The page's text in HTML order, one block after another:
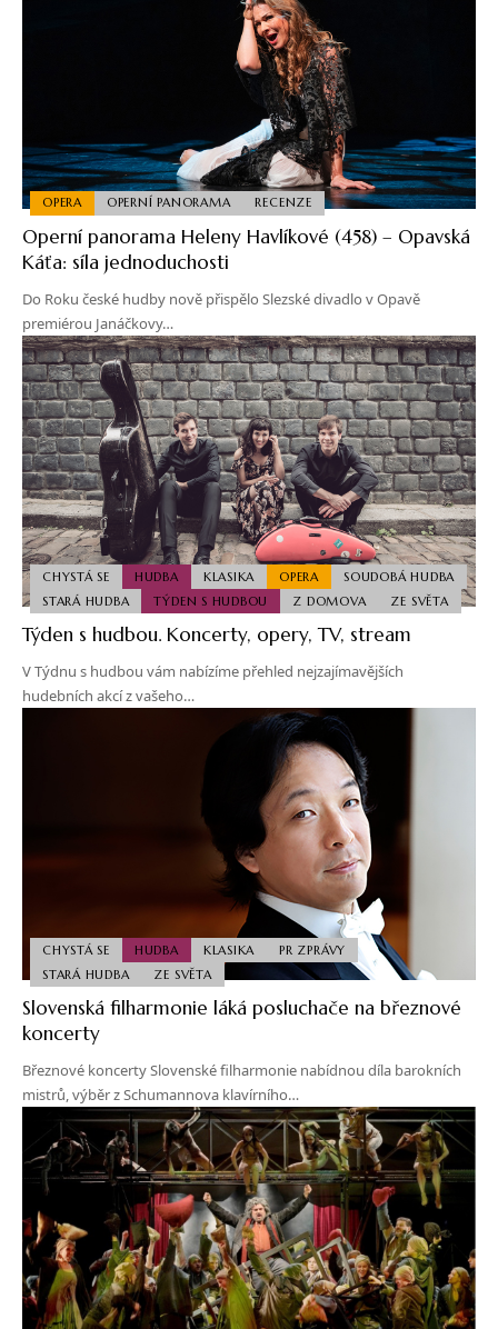
OPERA OPERNÍ PANORAMA RECENZE
Operní panorama Heleny Havlíkové (458) – Opavská
Káťa: síla jednoduchosti
Do Roku české hudby nově přispělo Slezské divadlo v Opavě
premiérou Janáčkovy…
CHYSTÁ SE HUDBA KLASIKA OPERA
SOUDOBÁ HUDBA
STARÁ HUDBA
TÝDEN S HUDBOU Z DOMOVA ZE SVĚTA
Týden s hudbou. Koncerty, opery, TV, stream
V Týdnu s hudbou vám nabízíme přehled nejzajímavějších
hudebních akcí z vašeho…
CHYSTÁ SE HUDBA KLASIKA
PR ZPRÁVY
STARÁ HUDBA
ZE SVĚTA
Slovenská filharmonie láká posluchače na březnové
koncerty
Březnové koncerty Slovenské filharmonie nabídnou díla barokních
mistrů, výběr z Schumannova klavírního…